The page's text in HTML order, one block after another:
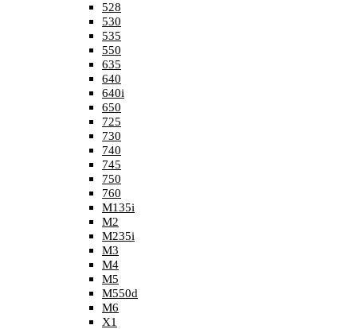
528
530
535
550
635
640
640i
650
725
730
740
745
750
760
M135i
M2
M235i
M3
M4
M5
M550d
M6
X1